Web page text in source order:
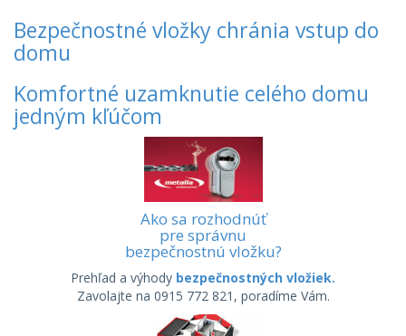
Bezpečnostné vložky chránia vstup do
domu
Komfortné uzamknutie celého domu
jedným kľúčom
Ako sa rozhodnúť
pre správnu
bezpečnostnú vložku?
Prehľad a výhody bezpečnostných vložiek.
Zavolajte na 0915 772 821, poradíme Vám.